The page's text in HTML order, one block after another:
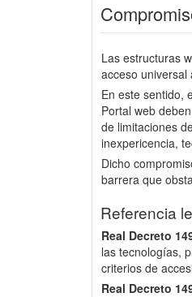
Las estructuras
acceso universal
En este sentido,
Portal web
de limitaciones
inexpericencia,
Dicho
barrera que
Referencia
Real Decreto
las tecnologías,
criterios de
Real Decreto